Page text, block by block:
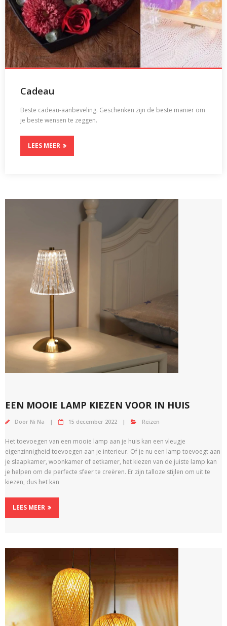
Cadeau
Beste cadeau-aanbeveling. Geschenken zijn de beste manier om
je beste wensen te zeggen.
LEES MEER
EEN MOOIE LAMP KIEZEN VOOR IN HUIS
Door Ni Na 15 december 2022 Reizen
Het toevoegen van een mooie lamp aan je huis kan een vleugje
eigenzinnigheid toevoegen aan je interieur. Of je nu een lamp toevoegt aan
je slaapkamer, woonkamer of eetkamer, het kiezen van de juiste lamp kan
je helpen om de perfecte sfeer te creëren. Er zijn talloze stijlen om uit te
kiezen, dus het kan
LEES MEER